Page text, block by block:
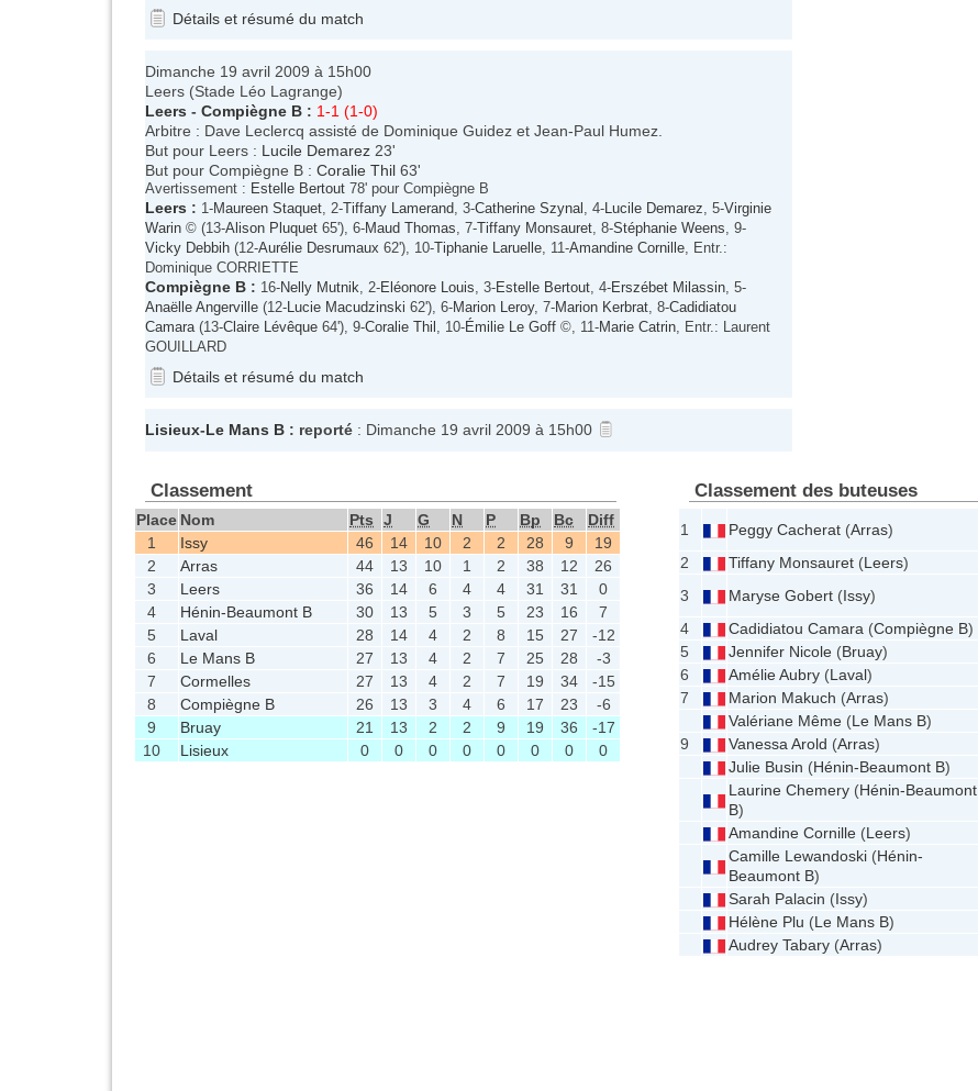
Détails et résumé du match
Dimanche 19 avril 2009 à 15h00
Leers (Stade Léo Lagrange)
Leers - Compiègne B : 1-1 (1-0)
Arbitre : Dave Leclercq assisté de Dominique Guidez et Jean-Paul Humez.
But pour Leers : Lucile Demarez 23'
But pour Compiègne B : Coralie Thil 63'
Avertissement : Estelle Bertout 78' pour Compiègne B
Leers : 1-Maureen Staquet , 2-Tiffany Lamerand , 3-Catherine Szynal , 4- Lucile Demarez , 5-Virginie
Warin © (13-Alison Pluquet 65'), 6-Maud Thomas , 7-Tiffany Monsauret , 8-Stéphanie Weens , 9-
Vicky Debbih (12-Aurélie Desrumaux 62'), 10-Tiphanie Laruelle , 11-Amandine Cornille , Entr.:
Dominique CORRIETTE
Compiègne B : 16-Nelly Mutnik , 2-Eléonore Louis , 3-Estelle Bertout , 4-Erszébet Milassin , 5-
Anaëlle Angerville (12- Lucie Macudzinski 62'), 6-Marion Leroy, 7-Marion Kerbrat , 8-Cadidiatou
Camara (13-Claire Lévêque 64'), 9-Coralie Thil , 10-Émilie Le Goff ©, 11-Marie Catrin , Entr.: Laurent
GOUILLARD
Détails et résumé du match
Lisieux-Le Mans B : reporté : Dimanche 19 avril 2009 à 15h00
Classement
Place Nom Pts J G N P Bp Bc
Diff
1
Issy 46 14 10 2 2 28 9
19
2
Arras 44 13 10 1 2 38 12
26
3
Leers 36 14 6 4 4 31 31
0
4
Hénin-Beaumont B 30 13 5 3 5 23 16
7
5
Laval 28 14 4 2 8 15 27
-12
6
Le Mans B 27 13 4 2 7 25 28
-3
7
Cormelles 27 13 4 2 7 19 34
-15
8
Compiègne B 26 13 3 4 6 17 23
-6
9
Bruay 21 13 2 2 9 19 36
-17
10
Lisieux 0 0 0 0 0 0 0 0
Classement des buteuses
1 Peggy Cacherat (Arras)
2 Tiffany Monsauret (Leers)
3
Maryse Gobert (Issy)
4 Cadidiatou Camara (Compiègne B)
5
Jennifer Nicole (Bruay)
6
Amélie Aubry (Laval)
7
Marion Makuch (Arras)
Valériane Même (Le Mans B)
9
Vanessa Arold (Arras)
Julie Busin (Hénin-Beaumont B)
Laurine Chemery (Hénin-Beaumont
B)
Amandine Cornille (Leers)
Camille Lewandoski (Hénin-
Beaumont B)
Sarah Palacin (Issy)
Hélène Plu (Le Mans B)
Audrey Tabary (Arras)